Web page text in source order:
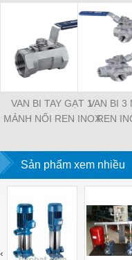
VAN BI TAY GẠT 1
MẢNH NỐI REN INOX
VAN BI 3
REN
Sản phẩm xem nhiều
‹